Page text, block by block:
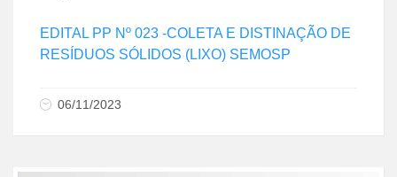
EDITAL PP Nº 023 -COLETA E DISTINAÇÃO DE
RESÍDUOS SÓLIDOS (LIXO) SEMOSP
06/11/2023